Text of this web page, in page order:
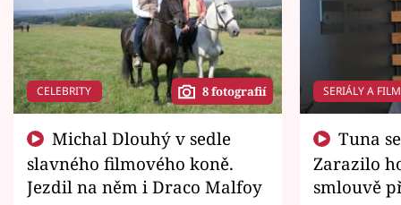
CELEBRITY 8 fotografií
slavného filmového koně.
Jezdil na něm i Draco Malfoy
SERIÁLY A
Zarazilo
smlouvě